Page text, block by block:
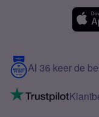
Meerdere nummers
5G internet
Mobiel internet
Mobiel abonnement
Contact
VoLTE 4G bellen
Al 36 keer de